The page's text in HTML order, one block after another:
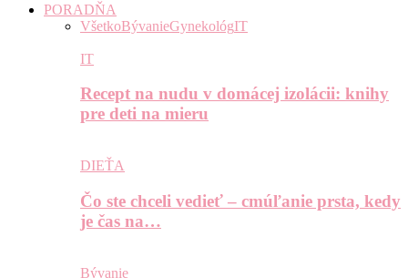
PORADŇA
VšetkoBývanieGynekológIT
IT
Recept na nudu v domácej izolácii: knihy
pre deti na mieru
DIEŤA
Čo ste chceli vedieť – cmúľanie prsta, kedy
je čas na…
Bývanie